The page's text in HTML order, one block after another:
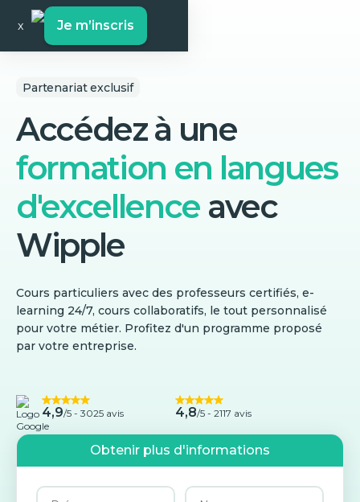
x Je m’inscris
Partenariat exclusif
Accédez à une
formation en langues
d'excellence avec
Wipple
Cours particuliers avec des professeurs certifiés, e-
learning 24/7, cours collaboratifs, le tout personnalisé
pour votre métier. Profitez d'un programme proposé
par votre entreprise.
4,9/5 - 3025 avis 4,8/5 - 2117 avis
Obtenir plus d'informations